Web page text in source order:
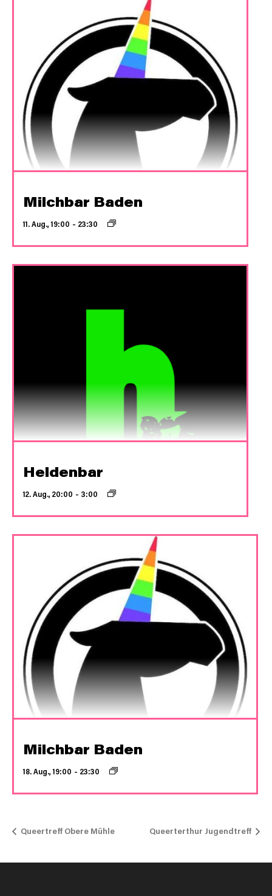
Milchbar Baden
11. Aug., 19:00 – 23:30
Heldenbar
12. Aug., 20:00 – 3:00
Milchbar Baden
18. Aug., 19:00 – 23:30
Queertreff Obere Mühle Queerterthur Jugendtreff